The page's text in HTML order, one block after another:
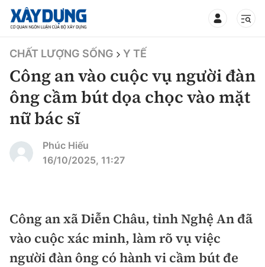
TIN BỘ XÂY DỰNG
CHUYÊN MỤC
Mới nhất
Chính trị
Xã hội
Xây dựng
Chỉ đạo điều hành
Giao thông
CHẤT LƯỢNG SỐNG Y TẾ
Công an vào cuộc vụ người đàn
ông cầm bút dọa chọc vào mặt
nữ bác sĩ
Phúc Hiếu
16/10/2025, 11:27
Công an xã Diễn Châu, tỉnh Nghệ An đã
vào cuộc xác minh, làm rõ vụ việc
người đàn ông có hành vi cầm bút đe